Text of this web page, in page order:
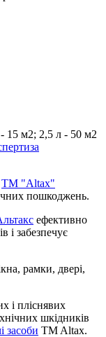
15 м2; 2,5 л - 50 м2
TM "Altax"
пошкоджень.
ефективно
і забезпечує
рамки, двері,
і пліснявих
шкідників
засоби TM Altax.